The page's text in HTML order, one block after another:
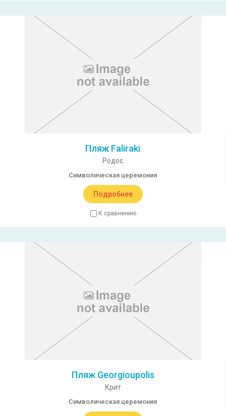
Пляж Faliraki
Родос
Символическая церемония
Подробнее
К сравнению
Пляж Georgioupolis
Крит
Символическая церемония